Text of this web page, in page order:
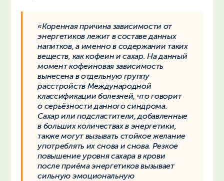
«Коренная причина зависимости от
энергетиков лежит в составе данных
напитков, а именно в содержании таких
веществ, как кофеин и сахар. На данный
момент кофеиновая зависимость
вынесена в отдельную группу
расстройств Международной
классификации болезней, что говорит
о серьёзности данного синдрома.
Сахар или подсластители, добавленные
в больших количествах в энергетики,
также могут вызывать стойкое желание
употреблять их снова и снова. Резкое
повышение уровня сахара в крови
после приёма энергетиков вызывает
сильную эмоциональную